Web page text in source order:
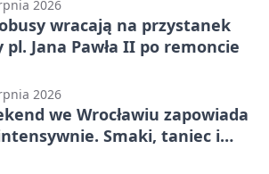
2026
wracają na przystanek
pl. Jana Pawła II po remoncie
2026
we Wrocławiu zapowiada
Smaki, taniec i